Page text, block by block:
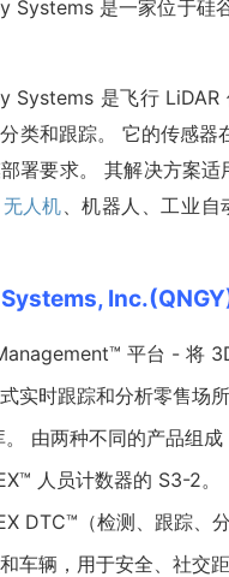
Systems 是一家位于硅
Systems 是飞行 LiDAR
类和跟踪。 它的传感
署要求。 其解决方案
无人机 、机器人、工业
平台 - 将
实时跟踪和分析零售场
。 由两种不同的产品组
人员计数器的 S3-2。
DTC™（检测、跟踪、
车辆，用于安全、社交